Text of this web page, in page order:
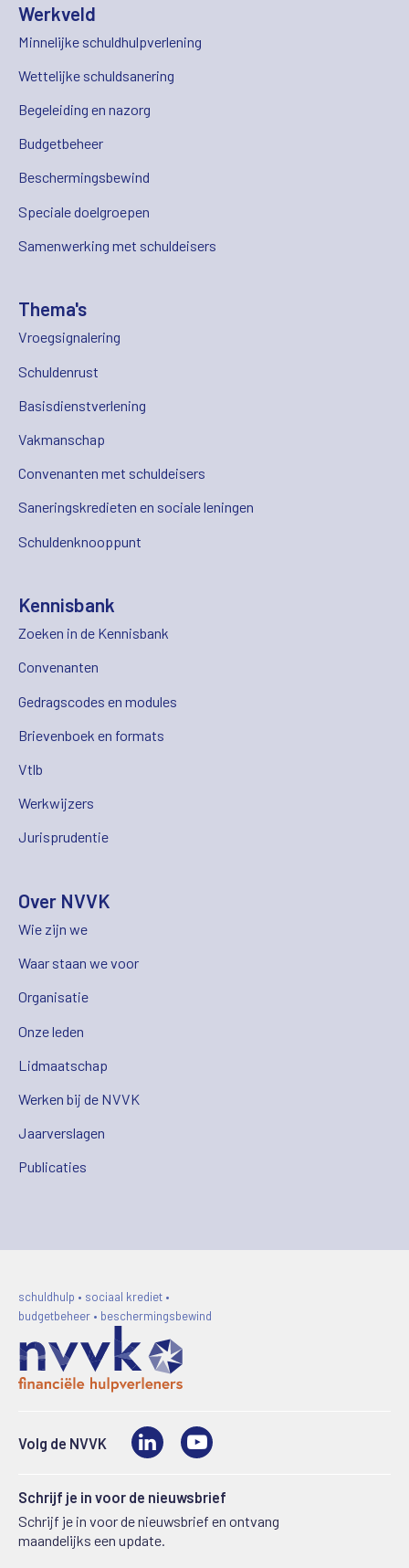
Werkveld
Minnelijke schuldhulpverlening
Wettelijke schuldsanering
Begeleiding en nazorg
Budgetbeheer
Beschermingsbewind
Speciale doelgroepen
Samenwerking met schuldeisers
Thema's
Vroegsignalering
Schuldenrust
Basisdienstverlening
Vakmanschap
Convenanten met schuldeisers
Saneringskredieten en sociale leningen
Schuldenknooppunt
Kennisbank
Zoeken in de Kennisbank
Convenanten
Gedragscodes en modules
Brievenboek en formats
Vtlb
Werkwijzers
Jurisprudentie
Over NVVK
Wie zijn we
Waar staan we voor
Organisatie
Onze leden
Lidmaatschap
Werken bij de NVVK
Jaarverslagen
Publicaties
schuldhulp • sociaal krediet •
budgetbeheer • beschermingsbewind
Volg de NVVK LinkedIn
Schrijf je in voor de nieuwsbrief
Schrijf je in voor de nieuwsbrief en ontvang
maandelijks een update.